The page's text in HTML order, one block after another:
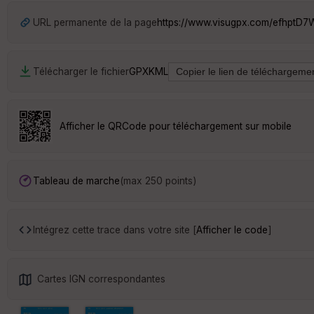
URL permanente de la pagehttps://www.visugpx.com/
Télécharger le fichierGPXKML
Afficher le QRCode pour téléchargement sur mobile
Tableau de marche(max 250 points)
Intégrez cette trace dans votre site [Afficher le code]
Cartes IGN correspondantes